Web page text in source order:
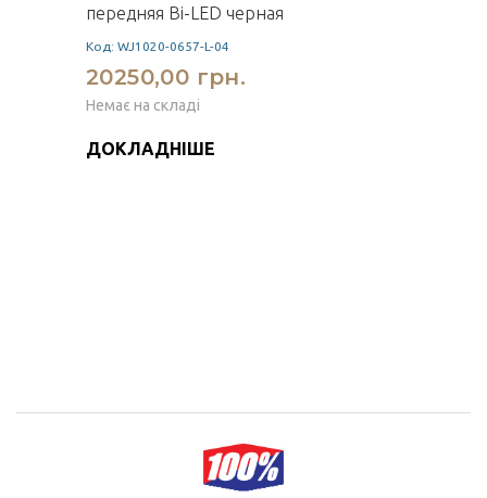
передняя Bi-LED черная
Код: WJ1020-0657-L-04
20250,00 грн.
Немає на складі
ДОКЛАДНІШЕ